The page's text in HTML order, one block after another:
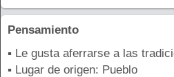
Pensamiento
▪ Le gusta aferrarse a las
▪ Lugar de origen: Pueblo